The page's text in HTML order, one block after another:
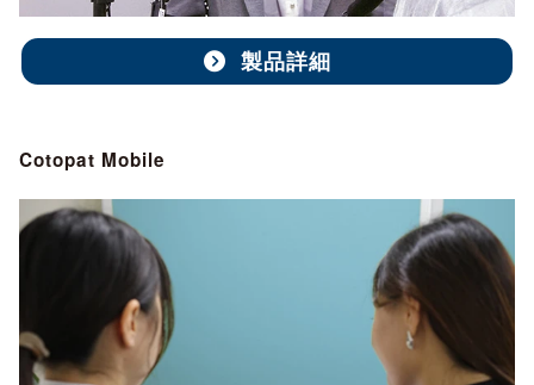
製品詳細
Cotopat Mobile